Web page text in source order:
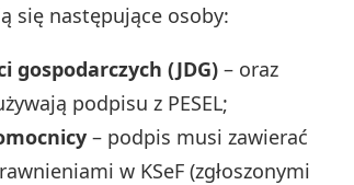
się następujące osoby:
gospodarczych (JDG) – oraz
podpisu z PESEL;
– podpis musi zawierać
w KSeF (zgłoszonymi